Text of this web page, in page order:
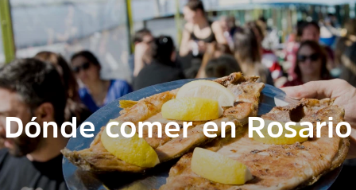
Dónde comer en Rosario